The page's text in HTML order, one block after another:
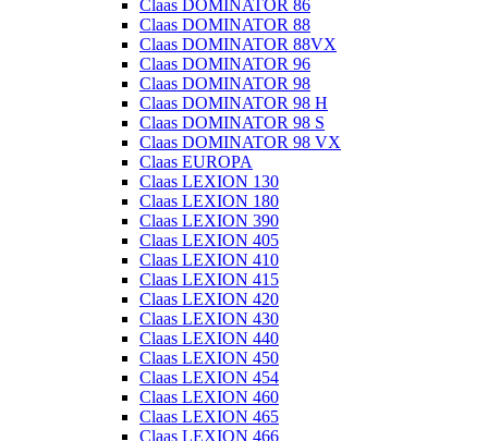
Claas DOMINATOR 86
Claas DOMINATOR 88
Claas DOMINATOR 88VX
Claas DOMINATOR 96
Claas DOMINATOR 98
Claas DOMINATOR 98 H
Claas DOMINATOR 98 S
Claas DOMINATOR 98 VX
Claas EUROPA
Claas LEXION 130
Claas LEXION 180
Claas LEXION 390
Claas LEXION 405
Claas LEXION 410
Claas LEXION 415
Claas LEXION 420
Claas LEXION 430
Claas LEXION 440
Claas LEXION 450
Claas LEXION 454
Claas LEXION 460
Claas LEXION 465
Claas LEXION 466